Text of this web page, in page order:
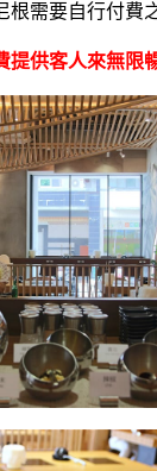
根需要自行付費
提供客人來無限